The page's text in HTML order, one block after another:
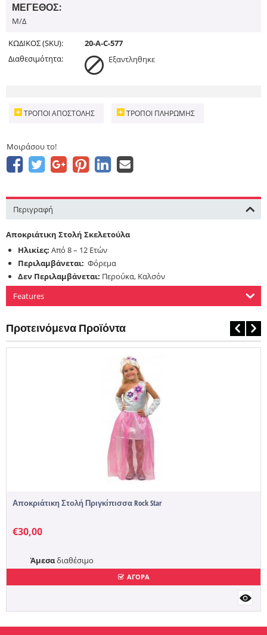
ΜΈΓΕΘΟΣ:
Μ/Δ
ΚΩΔΙΚΟΣ (SKU):
20-A-C-577
Διαθεσιμότητα:
Εξαντληθηκε
ΤΡΌΠΟΙ ΑΠΟΣΤΟΛΉΣ ΤΡΌΠΟΙ ΠΛΗΡΩΜΉΣ
Μοιράσου το!
Περιγραφή
Αποκριάτικη Στολή Σκελετούλα
Ηλικίες: Από 8 – 12 Ετών
Περιλαμβάνεται: Φόρεμα
Δεν Περιλαμβάνεται: Περούκα, Καλσόν
Features
Προτεινόμενα Προϊόντα
Αποκριάτικη Στολή Πριγκίπισσα Rock Star
€30,00
Άμεσαδιαθέσιμο
ΑΓΟΡΑ